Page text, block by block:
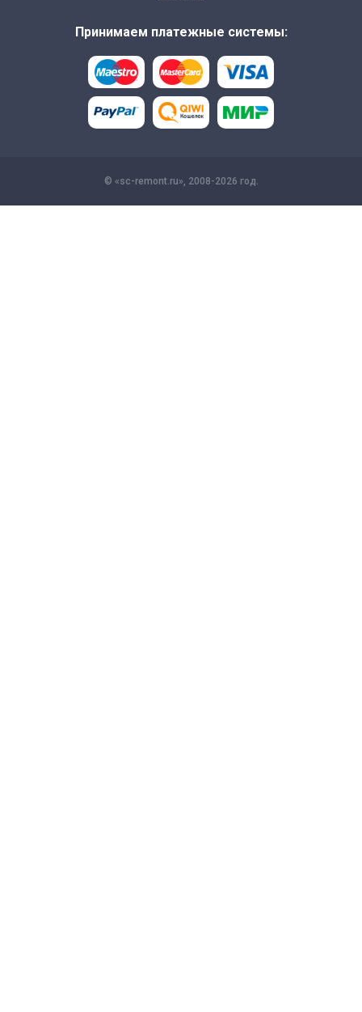
Принимаем платежные системы:
© «sc-remont.ru», 2008-2026 год.